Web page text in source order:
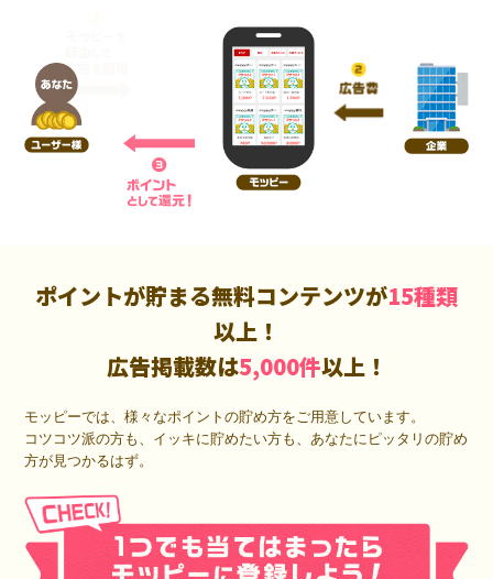
ポイントが貯まる無料コンテンツが15種類
以上！
広告掲載数は5,000件以上！
モッピーでは、様々なポイントの貯め方をご用意しています。
コツコツ派の方も、イッキに貯めたい方も、あなたにピッタリの貯め
方が見つかるはず。